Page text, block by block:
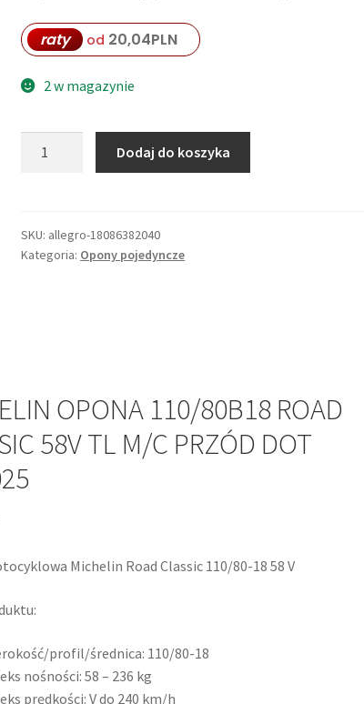
raty od 20,04PLN
2 w magazynie
ROAD
CLASSIC
Dodaj do koszyka
SKU: allegro-18086382040
Kategoria: Opony pojedyncze
OPONA 110/80B18 ROAD
58V TL M/C PRZÓD DOT
Michelin Road Classic 110/80-18 58 V
profil/średnica: 110/80-18
nośności: 58 – 236 kg
prędkości: V do 240 km/h